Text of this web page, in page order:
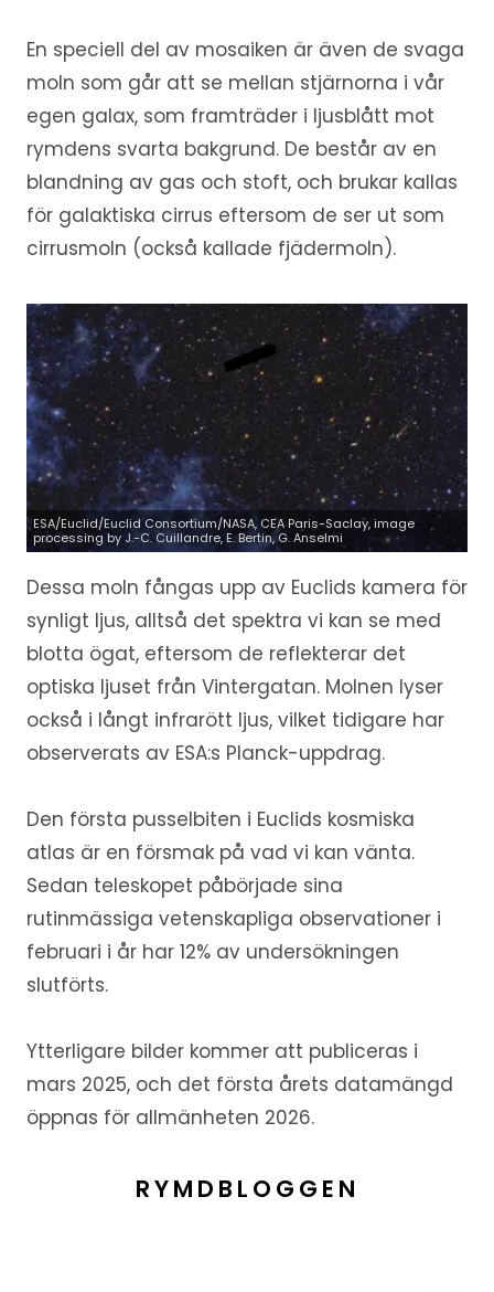
En speciell del av mosaiken är även de svaga
moln som går att se mellan stjärnorna i vår
egen galax, som framträder i ljusblått mot
rymdens svarta bakgrund. De består av en
blandning av gas och stoft, och brukar kallas
för galaktiska cirrus eftersom de ser ut som
cirrusmoln (också kallade fjädermoln).
ESA/Euclid/Euclid Consortium/NASA, CEA Paris-Saclay, image
processing by J.-C. Cuillandre, E. Bertin, G. Anselmi
Dessa moln fångas upp av Euclids kamera för
synligt ljus, alltså det spektra vi kan se med
blotta ögat, eftersom de reflekterar det
optiska ljuset från Vintergatan. Molnen lyser
också i långt infrarött ljus, vilket tidigare har
observerats av ESA:s Planck-uppdrag.
Den första pusselbiten i Euclids kosmiska
atlas är en försmak på vad vi kan vänta.
Sedan teleskopet påbörjade sina
rutinmässiga vetenskapliga observationer i
februari i år har 12% av undersökningen
slutförts.
Ytterligare bilder kommer att publiceras i
mars 2025, och det första årets datamängd
öppnas för allmänheten 2026.
RYMDBLOGGEN